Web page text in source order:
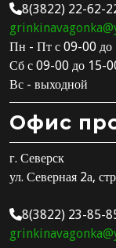
8(3822) 22-62-
Пн - Пт с 09-00 до
Сб с 09-00 до 15-
Вс - выходной
Офис
г. Северск
ул. Северная 2а,
8(3822) 23-85-